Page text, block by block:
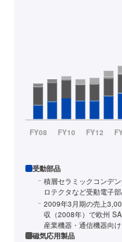
受動部品
積層セラミックコンデ
ロテクタなど受動電子
2009年3月期の売上
収（2008年）で欧州
産業機器・通信機器向け
磁気応用製品